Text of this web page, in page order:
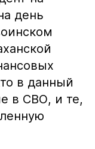
день
в данный
в СВО, и те,